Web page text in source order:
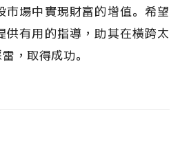
市場中實現財富的增值。希望
供有用的指導，助其在橫跨太
，取得成功。